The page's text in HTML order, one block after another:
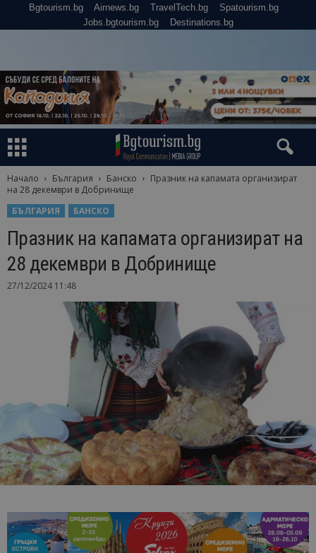
Bgtourism.bg Airnews.bg TravelTech.bg
Spatourism.bg
Jobs.bgtourism.bg
Destinations.bg
Начало България Банско
Празник на капамата организират
на 28 декември в Добринище
БЪЛГАРИЯ
БАНСКО
Празник на капамата организират на
28 декември в Добринище
27/12/2024 11:48